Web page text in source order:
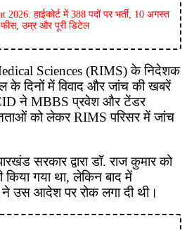
हाईकोर्ट में 388 पदों पर भर्ती, 10 अगस्त
उम्र और पूरी डिटेल
Sciences (RIMS) के निदेशक
के दिनों में विवाद और जांच की खबरें
ने MBBS प्रवेश और टेंडर
को लेकर RIMS परिसर में जांच
सरकार द्वारा डॉ. राज कुमार को
गया था, लेकिन बाद में
उस आदेश पर रोक लगा दी थी।